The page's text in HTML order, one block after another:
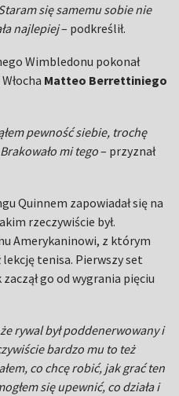
się samemu sobie nie
najlepiej– podkreślił.
Wimbledonu pokonał
Matteo Berrettiniego
pewność siebie, trochę
mi tego– przyznał
Quinnem zapowiadał się na
rzeczywiście był.
Amerykaninowi, z którym
lekcję tenisa. Pierwszy set
go od wygrania pięciu
rywal był poddenerwowany i
bardzo mu to też
co chcę robić, jak grać ten
się upewnić, co działa i